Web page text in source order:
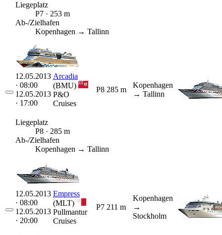
Liegeplatz
P7 · 253 m
Ab-/Zielhafen
Kopenhagen → Tallinn
12.05.2013
· 08:00
12.05.2013
· 17:00
Arcadia
(BMU)
P&O
Cruises
P8 285 m
Kopenhagen
→ Tallinn
Liegeplatz
P8 · 285 m
Ab-/Zielhafen
Kopenhagen → Tallinn
12.05.2013
· 08:00
12.05.2013
· 20:00
Empress
(MLT)
Pullmantur
Cruises
P7 211 m
Kopenhagen
→
Stockholm